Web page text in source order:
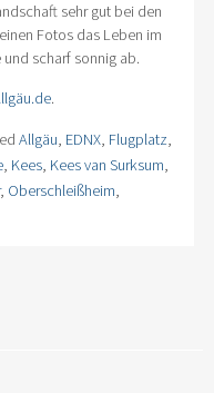
sehr gut bei den
Fotos das Leben im
scharf sonnig ab.
.
Allgäu, EDNX, Flugplatz,
, Kees, Kees van Surksum,
, Oberschleißheim,